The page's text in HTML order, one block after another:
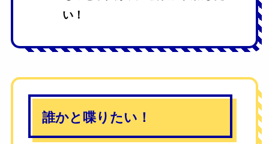
い！
誰かと喋りたい！